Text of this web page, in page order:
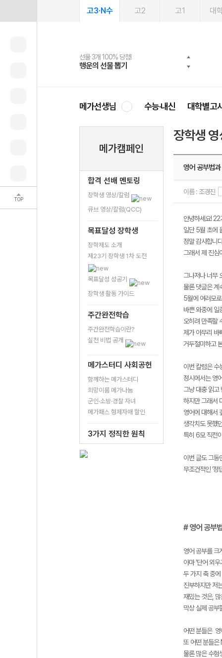
TOP
고3·N수 고2 고1 대
선물 3개 100% 당첨!
행운의 선물 뽑기
선물 100% 증정!
메가스터디 X 올리브
여름방학 스터디 캐시백
메가런 썸머스쿨
2027 러셀 단과
강사 공개선발
스마트러닝앱
설문 EVENT
메가패스
3일 무료 체험권
메가패스 수강생 무료혜택!
메가클럽 멤버십
사회공헌 캠페인
희망이룸 메가나눔
메가선생님 수능·내신 대학별고
메가캠페인
합격 선배 멘토링
장학생 영상/칼럼
큐브 영상/칼럼(QCC)
목표달성 장학생
장학제도 소개
제23기 장학생 1차 도전
목표달성 성공기
장학생 활동 가이드
주간완전학습
주간완전학습이란?
실천 비법 공개
메가스터디 사회공헌
함께하는 메가스터디
희망이룸 메가나눔
군인·소방·경찰 자녀
메가패스 형제자매 할인
3가지 정직한 원칙
장학생
영어 공부법
이름 : 조경진
안녕하세요!
일단 5월 초에
정말 감사합니
그래서 제 진심
그나저나 너무
물론 댓글은 계
5월에 여러모
바쁜 와중에 일
오히려 만족할
제가 아무리 바
거두절미하고
이번 칼럼은 수
정시에서는 영
그냥 대충 읽고
하지만 그래서
영어에 대해서
생각치도 못했
특히 6모 직전
이번 글도 그동
무조건적인 ‘정
# 영어 공부
영어 공부를 크
아마 ‘단어 외
두 가지 축 중
진부하지만 저
재밌는 것은,
막상 실제 공부
어떤 분들은 영
또 어떤 분들은
물론 많은 수험